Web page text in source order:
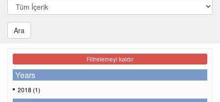
Ara
Filtrelemeyi kaldır
Years
2018 (1)